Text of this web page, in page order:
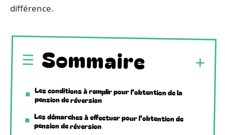
différence.
Sommaire
Les conditions à remplir pour l’obtention de la
pension de réversion
Les démarches à effectuer pour l’obtention de
pension de réversion